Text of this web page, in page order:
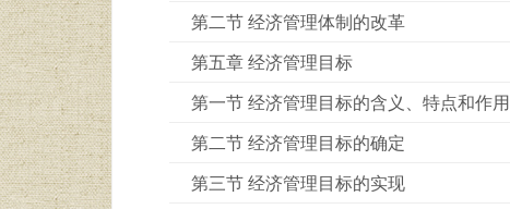
第二节 经济管理体制的改革
第五章 经济管理目标
第一节 经济管理目标的含义、特点和作用
第二节 经济管理目标的确定
第三节 经济管理目标的实现